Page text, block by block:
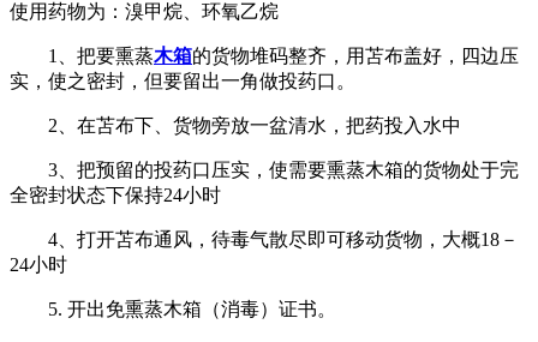
使用药物为：溴甲烷、环氧乙烷
1、把要熏蒸木箱的货物堆码整齐，用苫布盖好，四边压
实，使之密封，但要留出一角做投药口。
2、在苫布下、货物旁放一盆清水，把药投入水中
3、把预留的投药口压实，使需要熏蒸木箱的货物处于完
全密封状态下保持24小时
4、打开苫布通风，待毒气散尽即可移动货物，大概18－
24小时
5. 开出免熏蒸木箱（消毒）证书。